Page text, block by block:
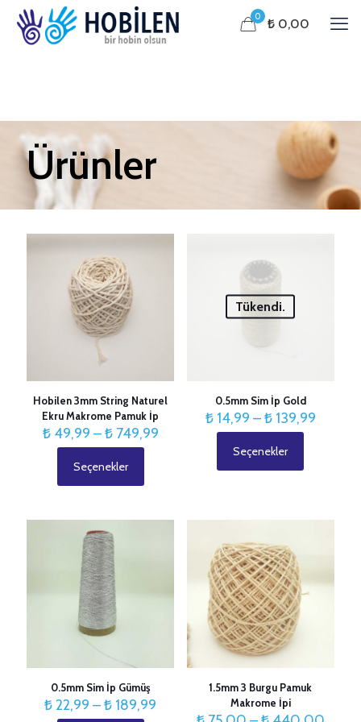
0 ₺ 0,00
Ürünler
Hobilen 3mm String Naturel
Ekru Makrome Pamuk İp
₺49,99 –₺749,99Fiyat
Seçenekler
ürünün
fazla
varyasyonu
Seçenekler
sayfasından
seçilebilir
Tükendi.
0.5mm Sim İp Gold
₺14,99 –₺139,99Fiyat
Seçenekler
ürünün
varyasyonu
Seçenekler
ürün
sayfasından
seçilebilir
0.5mm Sim İp Gümüş
₺22,99 –₺ 189,99
1.5mm 3 Burgu Pamuk
Makrome İpi